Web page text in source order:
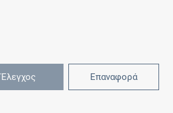
Έλεγχος Επαναφορά